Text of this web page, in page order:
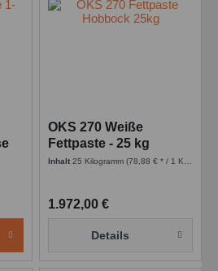
OKS 270 Weiße
Fettpaste - 25 kg
Hobbock
Inhalt25 Kilogramm(78,88 € * / 1 Kilogramm)
1.972,00 €
Details